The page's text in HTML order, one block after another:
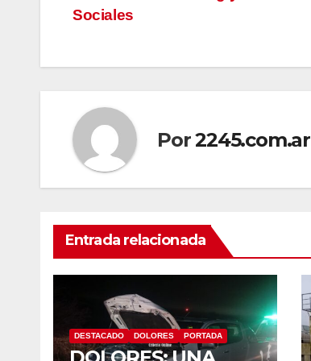
entradas
Sociales
Por2245.com.ar
Entrada relacionada
DESTACADO DOLORES PORTADA